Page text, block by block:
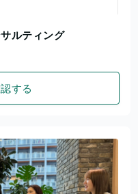
ルティング
する